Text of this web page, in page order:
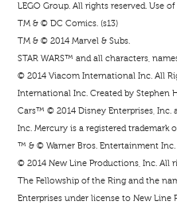
LEGO Group. All rights reserved. Use
TM & © DC Comics. (s13)
TM & © 2014 Marvel & Subs.
STAR WARS™ and all characters,
© 2014 Viacom International Inc. All
International Inc. Created by Stephen
Cars™ © 2014 Disney Enterprises, Inc.
Inc. Mercury is a registered trademark
™ & © Warner Bros. Entertainment Inc.
© 2014 New Line Productions, Inc. All
The Fellowship of the Ring and the
Enterprises under license to New Line